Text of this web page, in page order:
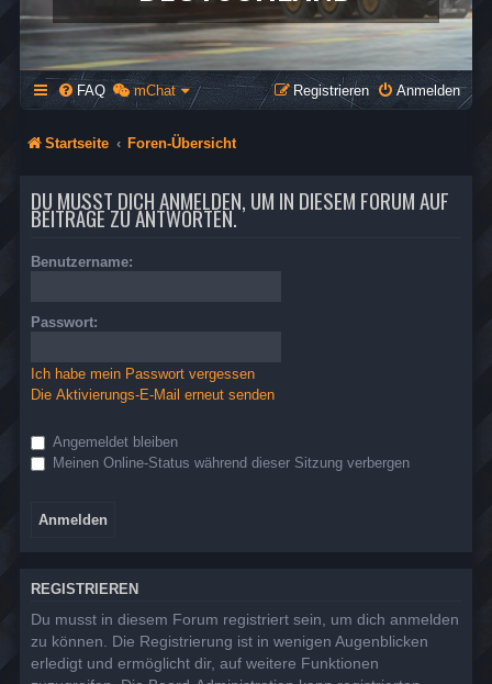
i
o
n
FAQ mChat Anmelden
Registrieren
Startseite Foren-Übersicht
DU MUSST DICH ANMELDEN, UM IN DIESEM FORUM AUF
BEITRÄGE ZU ANTWORTEN.
Benutzername:
Passwort:
Ich habe mein Passwort vergessen
Die Aktivierungs-E-Mail erneut senden
Angemeldet bleiben
Meinen Online-Status während dieser Sitzung verbergen
REGISTRIEREN
Du musst in diesem Forum registriert sein, um dich anmelden
zu können. Die Registrierung ist in wenigen Augenblicken
erledigt und ermöglicht dir, auf weitere Funktionen